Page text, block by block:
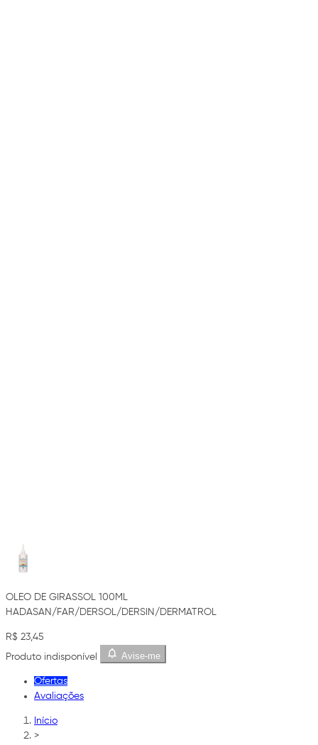
OLEO DE GIRASSOL 100ML
HADASAN/FAR/DERSOL/DERSIN/DERMATROL
R$ 23,45
Produto indisponível
Avise-me
Ofertas
Avaliações
Início
>